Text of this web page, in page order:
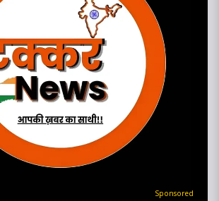
Sponsored